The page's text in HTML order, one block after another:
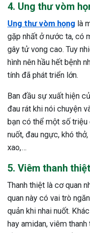
4. Ung thư vòm
Ung thư vòm họng là
gặp nhất ở nước ta, có
gây tử vong cao. Tuy
hình nên hầu hết bệnh
tính đã phát triển lớn.
Ban đầu sự xuất hiện
đau rát khi nói chuyện
bạn có thể một số
nuốt, đau ngực, khó
xao,…
5. Viêm thanh thiệt
Thanh thiệt là cơ quan
quan này có vai trò
quản khi nhai nuốt.
hay amidan, viêm